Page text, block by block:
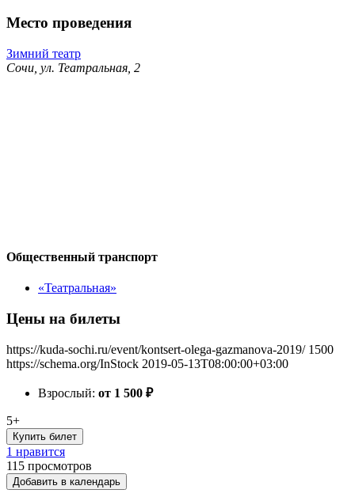
Место проведения
Зимний театр
Сочи, ул. Театральная, 2
Общественный транспорт
«Театральная»
Цены на билеты
https://kuda-sochi.ru/event/kontsert-olega-gazmanova-2019/ 1500
https://schema.org/InStock 2019-05-13T08:00:00+03:00
Взрослый: от 1 500 ₽
5+
Купить билет
1 нравится
115 просмотров
Добавить в календарь